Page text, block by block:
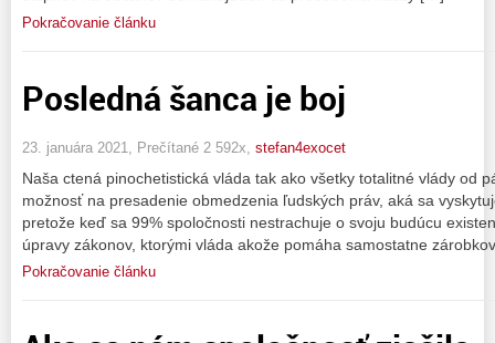
Pokračovanie článku
Posledná šanca je boj
23. januára 2021, Prečítané 2 592x, stefan4exocet
Naša ctená pinochetistická vláda tak ako všetky totalitné vlády od
možnosť na presadenie obmedzenia ľudských práv, aká sa
pretože keď sa 99% spoločnosti nestrachuje o svoju budúcu
úpravy zákonov, ktorými vláda akože pomáha samostatne
Pokračovanie článku